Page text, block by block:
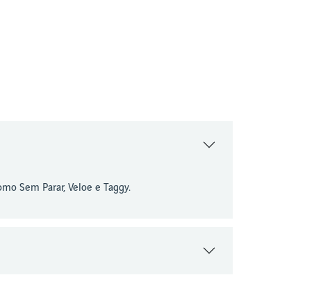
Sem Parar, Veloe e Taggy.